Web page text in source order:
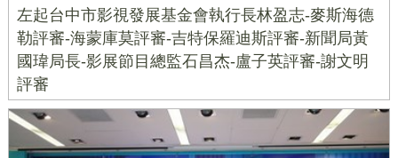
左起台中市影視發展基金會執行長林盈志-麥斯海德
勒評審-海蒙庫莫評審-吉特保羅迪斯評審-新聞局黃
國瑋局長-影展節目總監石昌杰-盧子英評審-謝文明
評審